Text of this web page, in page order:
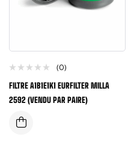
(0)
FILTRE A1B1E1K1 EURFILTER MILLA
2592 (VENDU PAR PAIRE)